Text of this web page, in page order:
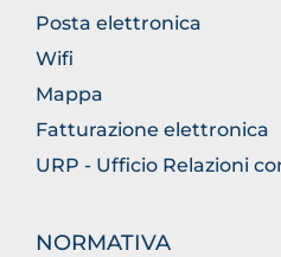
Posta elettronica
Wifi
Mappa
Fatturazione elettronica
URP - Ufficio Relazioni
NORMATIVA